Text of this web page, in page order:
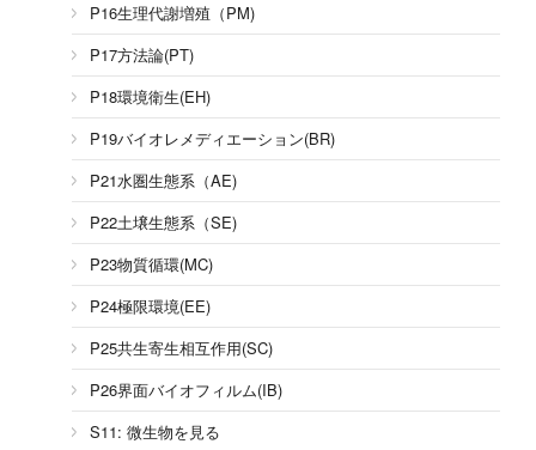
P16生理代謝増殖（PM)
P17方法論(PT)
P18環境衛生(EH)
P19バイオレメディエーション(BR)
P21水圏生態系（AE)
P22土壌生態系（SE)
P23物質循環(MC)
P24極限環境(EE)
P25共生寄生相互作用(SC)
P26界面バイオフィルム(IB)
S11: 微生物を見る